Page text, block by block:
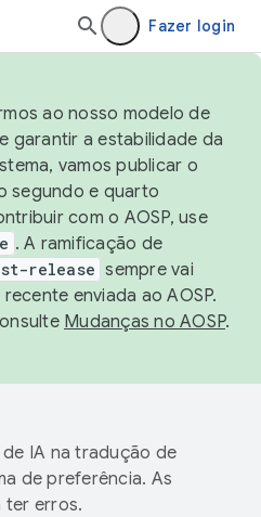
Fazer login
ao nosso modelo de
garantir a estabilidade da
vamos publicar o
segundo e quarto
com o AOSP, use
. A ramificação de
release sempre vai
enviada ao AOSP.
Mudanças no AOSP.
IA na tradução de
de preferência. As
ter erros.